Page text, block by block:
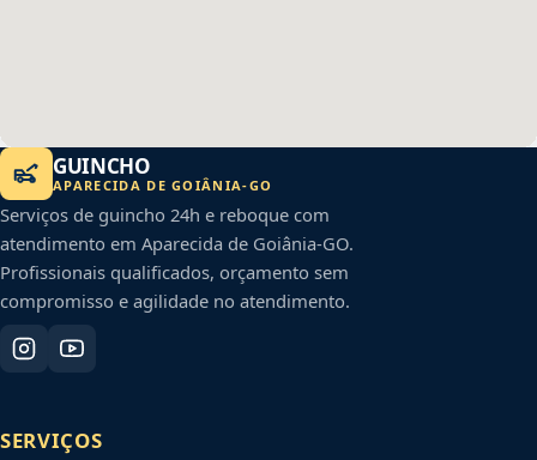
GUINCHO
APARECIDA DE GOIÂNIA-GO
Serviços de guincho 24h e reboque com
atendimento em Aparecida de Goiânia-GO.
Profissionais qualificados, orçamento sem
compromisso e agilidade no atendimento.
SERVIÇOS